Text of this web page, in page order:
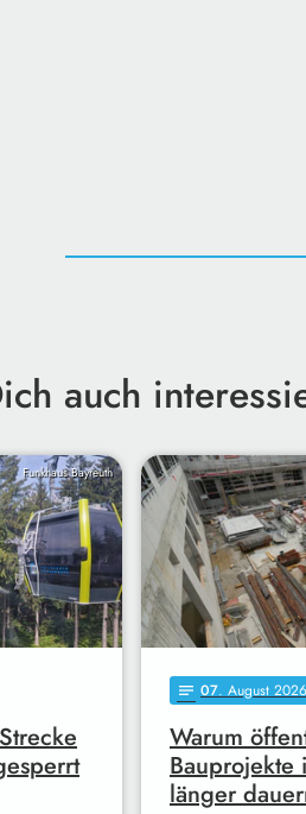
auch
Funkhaus Bayreuth
notes 07. August
Warum
Bauprojekte
länger